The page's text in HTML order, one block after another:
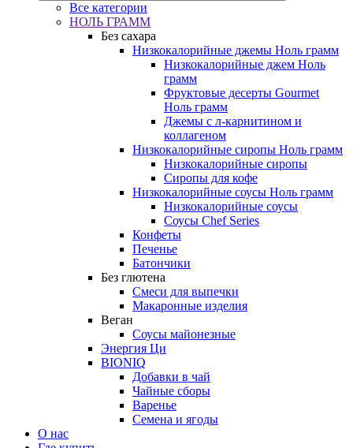
Все категории
НОЛЬ ГРАММ
Без сахара
Низкокалорийные джемы Ноль грамм
Низкокалорийные джем Ноль
грамм
Фруктовые десерты Gourmet
Ноль грамм
Джемы с л-карнитином и
коллагеном
Низкокалорийные сиропы Ноль грамм
Низкокалорийные сиропы
Сиропы для кофе
Низкокалорийные соусы Ноль грамм
Низкокалорийные соусы
Соусы Chef Series
Конфеты
Печенье
Батончики
Без глютена
Смеси для выпечки
Макаронные изделия
Веган
Соусы майонезные
Энергия Ци
BIONIQ
Добавки в чай
Чайные сборы
Варенье
Семена и ягоды
О нас